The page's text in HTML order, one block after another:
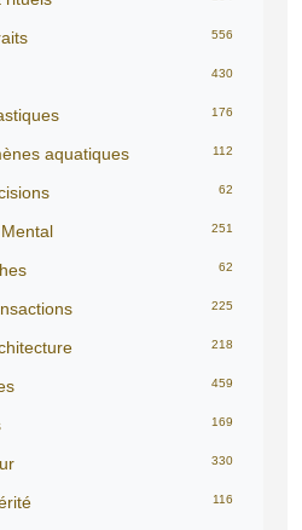
556
430
176
aquatiques 112
62
251
62
225
218
459
169
330
116